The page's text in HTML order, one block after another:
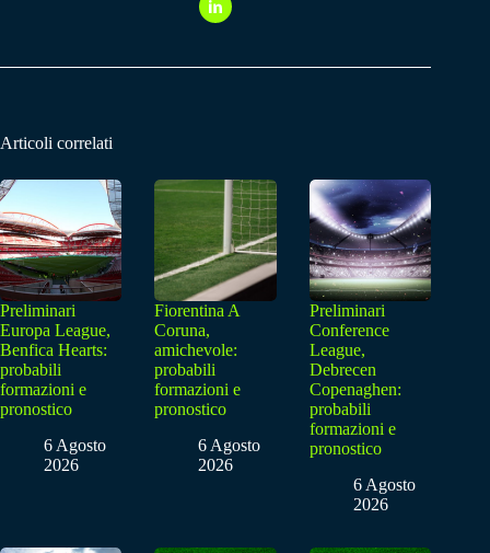
Articoli correlati
Preliminari
Europa League,
Benfica Hearts:
probabili
formazioni e
pronostico
6 Agosto
2026
Fiorentina A
Coruna,
amichevole:
probabili
formazioni e
pronostico
6 Agosto
2026
Preliminari
Conference
League,
Debrecen
Copenaghen:
probabili
formazioni e
pronostico
6 Agosto
2026